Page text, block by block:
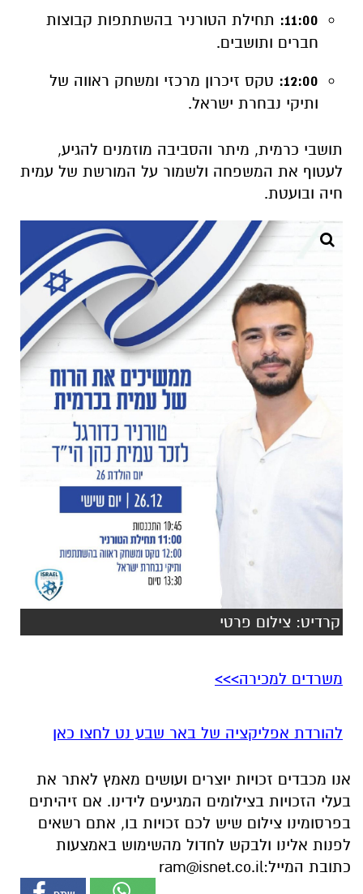
ותיקי נבחרת ישראל.
לעטוף את המשפחה ולשמור על המורשת של עמית
חיה ובועטת.
משרדים למכירה>>>
בפרסומינו צילום שיש לכם זכויות בו, אתם רשאים
כתובת המייל:ram@isnet.co.il
אולי יעניין אותך גם